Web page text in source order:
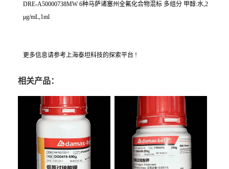
DRE-A50000738MW 6种马萨诸塞州全氟化合物混标 多组分 甲醇:水,2
μg/mL,1ml
更多信息请参考上海泰坦科技的探索平台 !
相关产品：